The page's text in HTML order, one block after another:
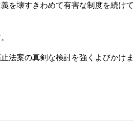
を壊すきわめて有害な制度を続けて
法案の真剣な検討を強くよびかけま